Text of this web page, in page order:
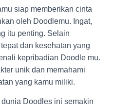
siap memberikan cinta
oleh Doodlemu. Ingat,
itu penting. Selain
dan kesehatan yang
kepribadian Doodle mu.
unik dan memahami
yang kamu miliki.
Doodles ini semakin